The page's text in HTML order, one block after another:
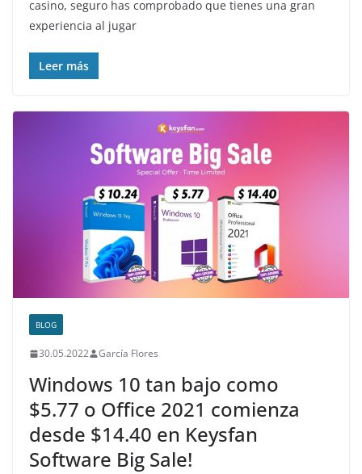
casino, seguro has comprobado que tienes una gran
experiencia al jugar
Leer más
BLOG
30.05.2022 García Flores
Windows 10 tan bajo como
$5.77 o Office 2021 comienza
desde $14.40 en Keysfan
Software Big Sale!